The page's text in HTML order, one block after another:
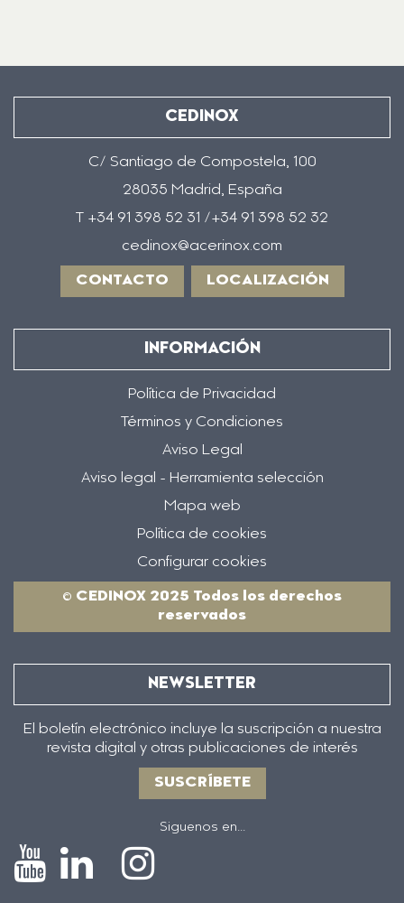
CEDINOX
C/ Santiago de Compostela, 100
28035 Madrid, España
T +34 91 398 52 31 /+34 91 398 52 32
cedinox@acerinox.com
CONTACTO LOCALIZACIÓN
INFORMACIÓN
Política de Privacidad
Términos y Condiciones
Aviso Legal
Aviso legal - Herramienta selección
Mapa web
Política de cookies
Configurar cookies
© CEDINOX 2025 Todos los derechos
reservados
NEWSLETTER
El boletín electrónico incluye la suscripción a nuestra
revista digital y otras publicaciones de interés
SUSCRÍBETE
Siguenos en...
Icono
Icono
IconoIcono